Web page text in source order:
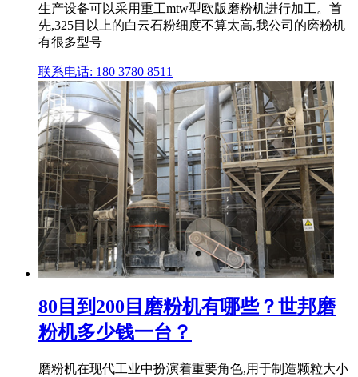
生产设备可以采用重工mtw型欧版磨粉机进行加工。首
先,325目以上的白云石粉细度不算太高,我公司的磨粉机
有很多型号
联系电话: 180 3780 8511
80目到200目磨粉机有哪些？世邦磨
粉机多少钱一台？
磨粉机在现代工业中扮演着重要角色,用于制造颗粒大小